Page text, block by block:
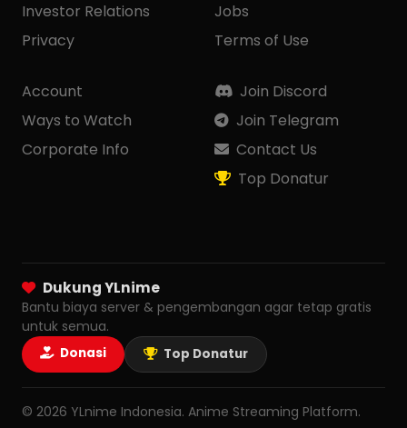
Investor Relations
Privacy
Jobs
Terms of Use
Account
Ways to Watch
Corporate Info
Join Discord
Join Telegram
Contact Us
Top Donatur
Dukung YLnime
Bantu biaya server & pengembangan agar tetap gratis
untuk semua.
Donasi Top Donatur
© 2026 YLnime Indonesia. Anime Streaming Platform.